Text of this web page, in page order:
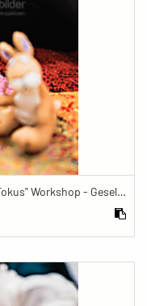
Making-of Foto aus dem "Inklusion im Fokus" Workshop - Gesellschaftsbilder.de Fotoworkshop „Inklusion im Fokus“ beim Känguru Leipzig